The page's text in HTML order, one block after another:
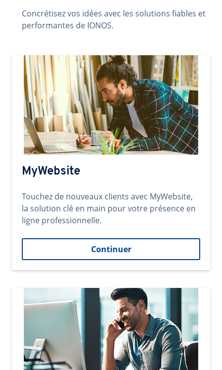
Concrétisez vos idées avec les solutions fiables et
performantes de IONOS.
MyWebsite
Touchez de nouveaux clients avec MyWebsite,
la solution clé en main pour votre présence en
ligne professionnelle.
Continuer